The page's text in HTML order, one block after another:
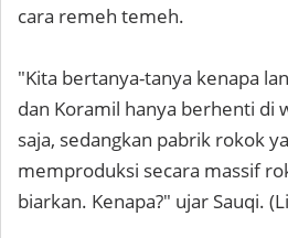
cara remeh temeh.
"Kita bertanya-tanya kenapa
dan Koramil hanya berhenti di
saja, sedangkan pabrik rokok
memproduksi secara massif
biarkan. Kenapa?" ujar Sauqi.